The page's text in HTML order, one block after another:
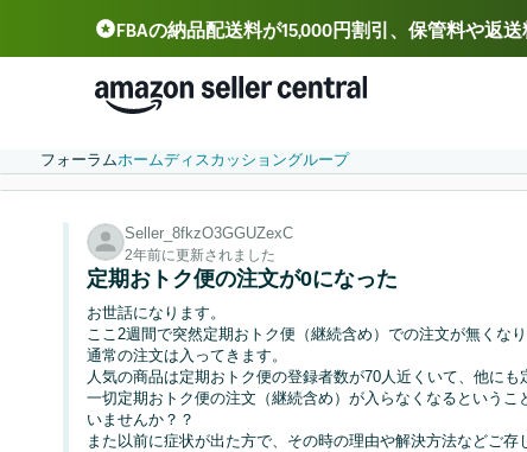
FBAの納品配送料が15,000円割引、保管料や返送
中文 - CN Deutsch - DE
フォーラムホームディスカッショングループ
Seller_8fkzO3GGUZexC
2年前に更新されました
定期おトク便の注文が0になった
お世話になります。
ここ2週間で突然定期おトク便（継続含め）での注文が無くなり
通常の注文は入ってきます。
人気の商品は定期おトク便の登録者数が70人近くいて、他に
一切定期おトク便の注文（継続含め）が入らなくなるという
いませんか？？
また以前に症状が出た方で、その時の理由や解決方法などご